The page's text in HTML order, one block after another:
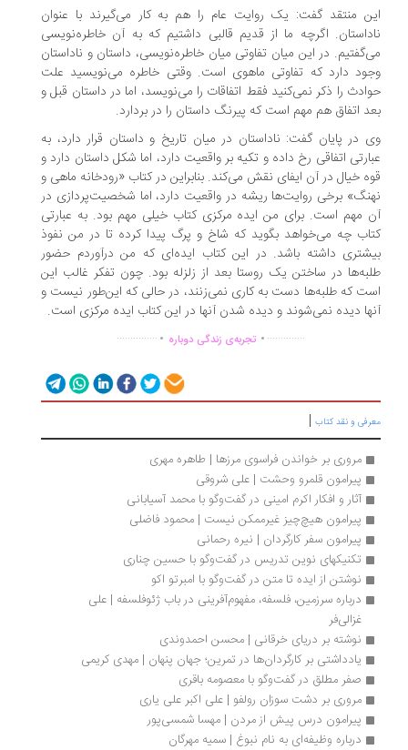
منتقد گفت: یک روایت عام را هم به کار می‌گیرند با عنوان
اگرچه ما از قدیم قالبی داشتیم که به آن خاطره‌نویسی
در این میان تفاوتی میان خاطره‌نویسی، داستان و ناداستان
دارد که تفاوتی ماهوی است. وقتی خاطره می‌نویسید علت
را ذکر نمی‌کنید فقط اتفاقات را می‌نویسد، اما در داستان قبل و
اتفاق هم مهم است که پیرنگ داستان را در بردارد.
در پایان گفت: ناداستان در میان تاریخ و داستان قرار دارد، به
اتفاقی رخ داده و تکیه بر واقعیت دارد، اما شکل داستان دارد و
خیال در آن ایفای نقش می‌کند. بنابراین در کتاب «رودخانه ماهی و
برخی روایت‌ها ریشه در واقعیت دارد، اما شخصیت‌پردازی در
مهم است. برای من ایده مرکزی کتاب خیلی مهم بود. به عبارتی
چه می‌خواهد بگوید که شاخ و پرگ پیدا کرده تا در من نفوذ
داشته باشد. در این کتاب ایده‌ای که من درآوردم حضور
در ساختن یک روستا بعد از زلزله بود. چون تفکر غالب این
که طلبه‌ها دست به کاری نمی‌زنند، در حالی که این‌طور نیست و
دیده نمی‌شوند و دیده شدن آنها در این کتاب ایده مرکزی است.
................تجربه‌ی زندگی دوباره ...............
و نقد کتاب|
مروری بر خواندن فراسوی مرزها | طاهره مهری
پیرامون قلمرو وحشت | علی شروقی
آثار و افکار اکرم امینی در گفت‌وگو با محمد آسیابانی
پیرامون هیچ‌چیز غیرممکن نیست | محمود فاضلی
پیرامون سفر کارگردان | نیره رحمانی
تکنیکهای نوین تدریس در گفت‌وگو با حسین چناری
نوشتن از ایده تا متن در گفت‌وگو با امبرتو اکو
درباره سرزمین، فلسفه، مفهوم‌آفرینی در باب ژئوفلسفه | علی
نوشته بر دریای خرقانی | محسن احمدوندی
یادداشتی بر کارگردان‌ها در تمرین؛ جهان پنهان | مهدی کریمی
صفر مطلق در گفت‌وگو با معصومه باقری
مروری بر دشت سوزان رولفو | علی اکبر علی یاری
پیرامون درس پیش از مردن | مهسا شمسی‌‌‌‌‌‌پور
درباره وظیفه‌ای به نام نبوغ | سمیه مهرگان